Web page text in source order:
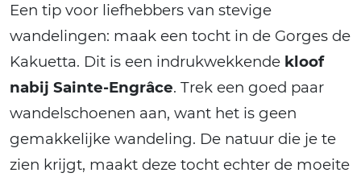
Een tip voor liefhebbers van stevige
wandelingen: maak een tocht in de Gorges de
Kakuetta. Dit is een indrukwekkende kloof
nabij Sainte-Engrâce. Trek een goed paar
wandelschoenen aan, want het is geen
gemakkelijke wandeling. De natuur die je te
zien krijgt, maakt deze tocht echter de moeite